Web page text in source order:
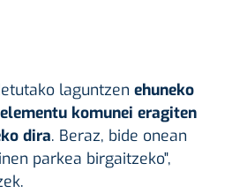
laguntzen ehuneko
komunei eragiten
dira. Beraz, bide onean
parkea birgaitzeko",